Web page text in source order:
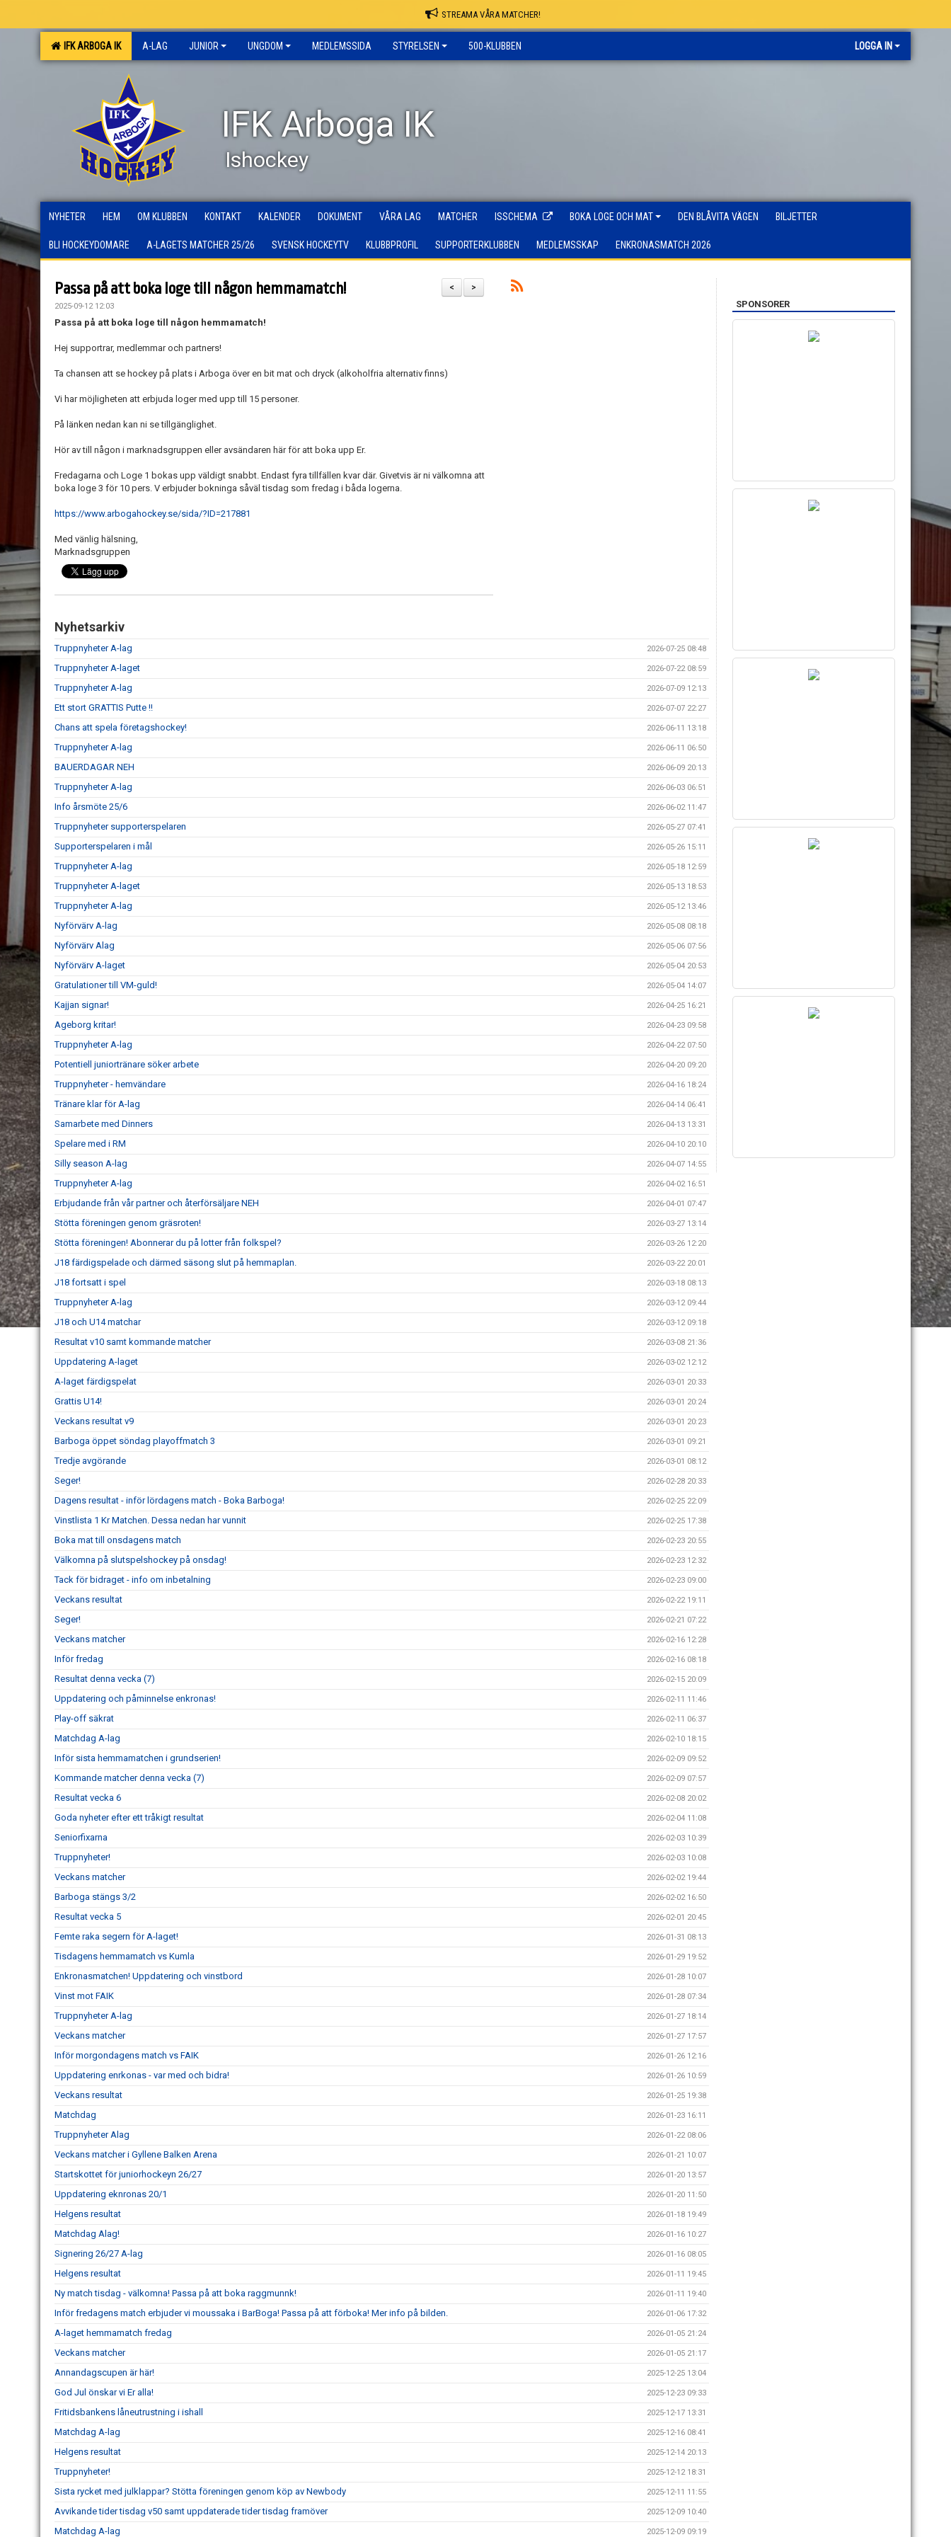
STREAMA VÅRA MATCHER!
IFK ARBOGA IK A-LAG JUNIOR UNGDOM MEDLEMSSIDA STYRELSEN 500-KLUBBEN LOGGA IN
IFK Arboga IK
Ishockey
NYHETER HEM OM KLUBBEN KONTAKT KALENDER DOKUMENT VÅRA LAG MATCHER ISSCHEMA BOKA LOGE OCH MAT DEN BLÅVITA VÄGEN BILJETTER
BLI HOCKEYDOMARE A-LAGETS MATCHER 25/26 SVENSK HOCKEYTV KLUBBPROFIL SUPPORTERKLUBBEN MEDLEMSSKAP ENKRONASMATCH 2026
>
<
Passa på att boka loge till någon hemmamatch!
2025-09-12 12:03
Passa på att boka loge till någon hemmamatch!
Hej supportrar, medlemmar och partners!
Ta chansen att se hockey på plats i Arboga över en bit mat och dryck (alkoholfria alternativ finns)
Vi har möjligheten att erbjuda loger med upp till 15 personer.
På länken nedan kan ni se tillgänglighet.
Hör av till någon i marknadsgruppen eller avsändaren här för att boka upp Er.
Fredagarna och Loge 1 bokas upp väldigt snabbt. Endast fyra tillfällen kvar där. Givetvis är ni välkomna att
boka loge 3 för 10 pers. V erbjuder bokninga såväl tisdag som fredag i båda logerna.
https://www.arbogahockey.se/sida/?ID=217881
Med vänlig hälsning,
Marknadsgruppen
Nyhetsarkiv
Truppnyheter A-lag 2026-07-25 08:48
Truppnyheter A-laget 2026-07-22 08:59
Truppnyheter A-lag 2026-07-09 12:13
Ett stort GRATTIS Putte !! 2026-07-07 22:27
Chans att spela företagshockey! 2026-06-11 13:18
Truppnyheter A-lag 2026-06-11 06:50
BAUERDAGAR NEH 2026-06-09 20:13
Truppnyheter A-lag 2026-06-03 06:51
Info årsmöte 25/6 2026-06-02 11:47
Truppnyheter supporterspelaren 2026-05-27 07:41
Supporterspelaren i mål 2026-05-26 15:11
Truppnyheter A-lag 2026-05-18 12:59
Truppnyheter A-laget 2026-05-13 18:53
Truppnyheter A-lag 2026-05-12 13:46
Nyförvärv A-lag 2026-05-08 08:18
Nyförvärv Alag 2026-05-06 07:56
Nyförvärv A-laget 2026-05-04 20:53
Gratulationer till VM-guld! 2026-05-04 14:07
Kajjan signar! 2026-04-25 16:21
Ageborg kritar! 2026-04-23 09:58
Truppnyheter A-lag 2026-04-22 07:50
Potentiell juniortränare söker arbete 2026-04-20 09:20
Truppnyheter - hemvändare 2026-04-16 18:24
Tränare klar för A-lag 2026-04-14 06:41
Samarbete med Dinners 2026-04-13 13:31
Spelare med i RM 2026-04-10 20:10
Silly season A-lag 2026-04-07 14:55
Truppnyheter A-lag 2026-04-02 16:51
Erbjudande från vår partner och återförsäljare NEH 2026-04-01 07:47
Stötta föreningen genom gräsroten! 2026-03-27 13:14
Stötta föreningen! Abonnerar du på lotter från folkspel? 2026-03-26 12:20
J18 färdigspelade och därmed säsong slut på hemmaplan. 2026-03-22 20:01
J18 fortsatt i spel 2026-03-18 08:13
Truppnyheter A-lag 2026-03-12 09:44
J18 och U14 matchar 2026-03-12 09:18
Resultat v10 samt kommande matcher 2026-03-08 21:36
Uppdatering A-laget 2026-03-02 12:12
A-laget färdigspelat 2026-03-01 20:33
Grattis U14! 2026-03-01 20:24
Veckans resultat v9 2026-03-01 20:23
Barboga öppet söndag playoffmatch 3 2026-03-01 09:21
Tredje avgörande 2026-03-01 08:12
Seger! 2026-02-28 20:33
Dagens resultat - inför lördagens match - Boka Barboga! 2026-02-25 22:09
Vinstlista 1 Kr Matchen. Dessa nedan har vunnit 2026-02-25 17:38
Boka mat till onsdagens match 2026-02-23 20:55
Välkomna på slutspelshockey på onsdag! 2026-02-23 12:32
Tack för bidraget - info om inbetalning 2026-02-23 09:00
Veckans resultat 2026-02-22 19:11
Seger! 2026-02-21 07:22
Veckans matcher 2026-02-16 12:28
Inför fredag 2026-02-16 08:18
Resultat denna vecka (7) 2026-02-15 20:09
Uppdatering och påminnelse enkronas! 2026-02-11 11:46
Play-off säkrat 2026-02-11 06:37
Matchdag A-lag 2026-02-10 18:15
Inför sista hemmamatchen i grundserien! 2026-02-09 09:52
Kommande matcher denna vecka (7) 2026-02-09 07:57
Resultat vecka 6 2026-02-08 20:02
Goda nyheter efter ett tråkigt resultat 2026-02-04 11:08
Seniorfixarna 2026-02-03 10:39
Truppnyheter! 2026-02-03 10:08
Veckans matcher 2026-02-02 19:44
Barboga stängs 3/2 2026-02-02 16:50
Resultat vecka 5 2026-02-01 20:45
Femte raka segern för A-laget! 2026-01-31 08:13
Tisdagens hemmamatch vs Kumla 2026-01-29 19:52
Enkronasmatchen! Uppdatering och vinstbord 2026-01-28 10:07
Vinst mot FAIK 2026-01-28 07:34
Truppnyheter A-lag 2026-01-27 18:14
Veckans matcher 2026-01-27 17:57
Inför morgondagens match vs FAIK 2026-01-26 12:16
Uppdatering enrkonas - var med och bidra! 2026-01-26 10:59
Veckans resultat 2026-01-25 19:38
Matchdag 2026-01-23 16:11
Truppnyheter Alag 2026-01-22 08:06
Veckans matcher i Gyllene Balken Arena 2026-01-21 10:07
Startskottet för juniorhockeyn 26/27 2026-01-20 13:57
Uppdatering eknronas 20/1 2026-01-20 11:50
Helgens resultat 2026-01-18 19:49
Matchdag Alag! 2026-01-16 10:27
Signering 26/27 A-lag 2026-01-16 08:05
Helgens resultat 2026-01-11 19:45
Ny match tisdag - välkomna! Passa på att boka raggmunnk! 2026-01-11 19:40
Inför fredagens match erbjuder vi moussaka i BarBoga! Passa på att förboka! Mer info på bilden. 2026-01-06 17:32
A-laget hemmamatch fredag 2026-01-05 21:24
Veckans matcher 2026-01-05 21:17
Annandagscupen är här! 2025-12-25 13:04
God Jul önskar vi Er alla! 2025-12-23 09:33
Fritidsbankens låneutrustning i ishall 2025-12-17 13:31
Matchdag A-lag 2025-12-16 08:41
Helgens resultat 2025-12-14 20:13
Truppnyheter! 2025-12-12 18:31
Sista rycket med julklappar? Stötta föreningen genom köp av Newbody 2025-12-11 11:55
Avvikande tider tisdag v50 samt uppdaterade tider tisdag framöver 2025-12-09 10:40
Matchdag A-lag 2025-12-09 09:19
SPONSORER